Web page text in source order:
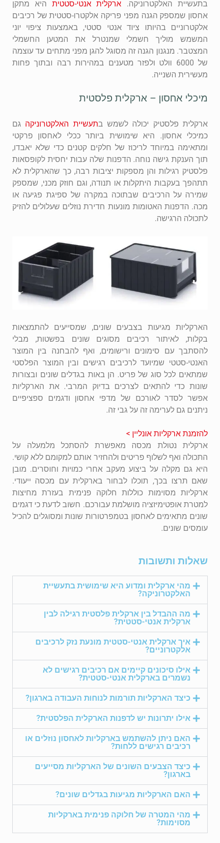
בתעשיית האלקטרוניקה. ארקלית אנטי-סטטית היא מתקן
אחסון שמספק הגנה מפני פריקה אלקטרו-סטטית של רכיבים
אלקטרוניים בהיותו ציוד אנטי סטטי, באמצעות ציפוי יוני
המשמש מוליך חשמלי שמנטרל את המטען החשמלי
המצטבר. מנגנון הגנה זה מסוגל להגן מפני מתחים עד עוצמה
של 6000 וולט ולפזר מטענים במהירות רבה ובתוך פחות
מעשירית השנייה.
מיכלי אחסון – ארקלית פלסטית
ארקלית פלסטיק יכולה לשמש בתעשיית האלקטרוניקה גם
כמיכלי אחסון. היא שימושית ביותר ככלי לאחסון פרקטי
ומתאימה במיוחד לריכוז של חלקים קטנים כדי שלא יאבדו,
תוך הענקת גישה נוחה. הדפנות שלה עבות יחסית לקופסאות
פלסטיק רגילות והן מספקות יציבות רבה, כך שהארקלית לא
תתהפך בעקבות היתקלות או תנודה, וגם חוזק מכני, שמספק
שמירה על הרכיבים שבתוכה במקרה של ספיגת פגיעה או
מכה. הדפנות האטומות מונעות חדירת נוזלים שעלולים להזיק
לתכולה הרגישה.
הארקליות מגיעות בצבעים שונים, שמסייעים להתמצאות
בקלות, לאיתור רכיבים מסוגים שונים בפשטות, מבלי
להסתבך עם סימונים ורישומים, ואף להבחנה בין המוצר
האנטי-סטטי שמיועד לרכיבים רגישים ובין המוצר הפלסטי
שמתאים לכל סוג של פריט. הן באות בגדלים שונים ובצורות
שונות כדי להתאים לצרכים בדיוק המרבי. את הארקליות
אפשר לסדר לאורכם של מדפי אחסון ודגמים ספציפיים
ניתנים גם לערימה זה על גבי זה.
להזמנת ארקליות אונליין >
ארקלית נטולת מכסה מאפשרת להסתכל מלמעלה על
התכולה ואף לשלוף פריטים ולהחזיר אותם למקומם ללא קושי.
היא גם מקלה על ביצוע מעקב אחרי כמויות וחוסרים. מובן
שאם תרצו בכך, תוכלו לבחור בארקלית עם מכסה ייעודי.
ארקליות מסוימות כוללות חלוקה פנימית בעזרת מחיצות
למטרת אופטימיזציה מושלמת עבורכם. חשוב לדעת כי דגמים
שונים מתאימים לאחסון בטמפרטורות שונות ומסוגלים להכיל
עומסים שונים.
שאלות ותשובות
מהי ארקלית ומדוע היא שימושית בתעשיית
האלקטרוניקה?
מה ההבדל בין ארקלית פלסטית רגילה לבין
ארקלית אנטי-סטטית?
איך ארקלית אנטי-סטטית מונעת נזק לרכיבים
אלקטרוניים?
אילו סיכונים קיימים אם רכיבים רגישים לא
נשמרים בארקלית אנטי-סטטית?
כיצד הארקליות תורמות לנוחות העבודה בארגון?
אילו יתרונות יש לדפנות הארקלית הפלסטית?
האם ניתן להשתמש בארקליות לאחסון נוזלים או
רכיבים רגישים ללחות?
כיצד הצבעים השונים של הארקליות מסייעים
בארגון?
האם הארקליות מגיעות בגדלים שונים?
מהי המטרה של חלוקה פנימית בארקליות
מסוימות?